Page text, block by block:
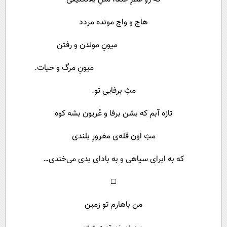
هاج و واج مونده مردد
میونِ موندن و رفتن
میونِ مرگ و حیات.
مثِ برفایی تو.
تازه آبم که بشن برفا و عُریون بشه کوه
مثِ اون قله‌ی مغرورِ بلندی
که به ابرای سیاهی و به بادای بدی می‌خندی…
□
من باهارم تو زمین